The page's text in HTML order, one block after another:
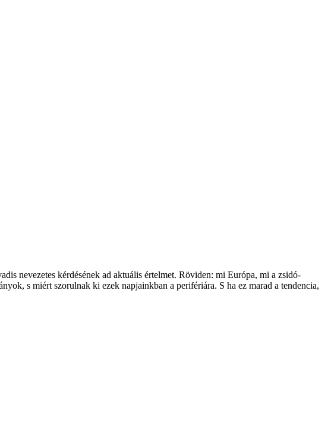
nevezetes kérdésének ad aktuális értelmet. Röviden: mi Európa, mi a zsidó-
s miért szorulnak ki ezek napjainkban a perifériára. S ha ez marad a tendencia,